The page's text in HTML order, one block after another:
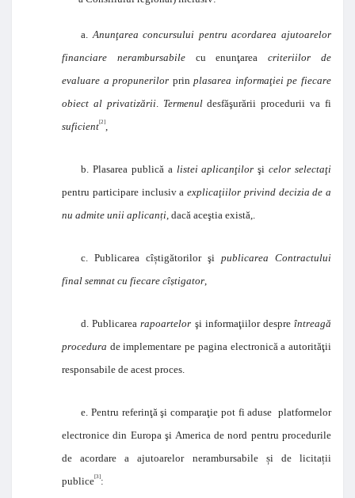
a.Anunţarea concursului pentru acordarea ajutoarelor
financiare nerambursabilecu enunţareacriteriilor de
evaluare a propunerilor prinplasarea informaţiei pe fiecare
obiect al privatizării. Termenuldesfăşurării procedurii va fi
suficient[2],
b. Plasarea publică a listei aplicanţilor şicelor selectaţi
pentru participare inclusiv a explicaţiilor privind decizia de a
nu admite unii aplicanți, dacă aceştia există,.
c. Publicarea cîștigătorilor şi publicarea Contractului
final semnat cu fiecare cîștigator,
d. Publicarearapoartelor şi informaţiilor despreîntreagă
procedura de implementare pe pagina electronică a autorităţii
responsabile de acest proces.
e. Pentru referinţă şi comparaţie pot fi aduse platformelor
electronice din Europa şi America de nord pentru procedurile
de acordare a ajutoarelor nerambursabile și de licitații
publice[3]: